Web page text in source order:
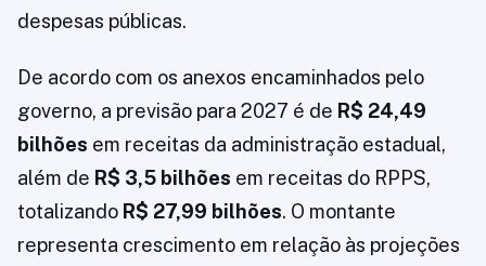
despesas públicas.
De acordo com os anexos encaminhados pelo
governo, a previsão para 2027 é de R$ 24,49
bilhões em receitas da administração estadual,
além de R$ 3,5 bilhões em receitas do RPPS,
totalizando R$ 27,99 bilhões. O montante
representa crescimento em relação às projeções